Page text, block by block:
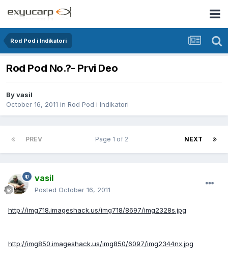
Rod Pod i Indikatori
Rod Pod No.?- Prvi Deo
Byvasil
October 16, 2011 in Rod Pod i Indikatori
PREV NEXT
Page 1 of 2
vasil
Posted October 16, 2011
http://img718.imageshack.us/img718/8697/img2328s.jpg
http://img850.imageshack.us/img850/6097/img2344nx.jpg